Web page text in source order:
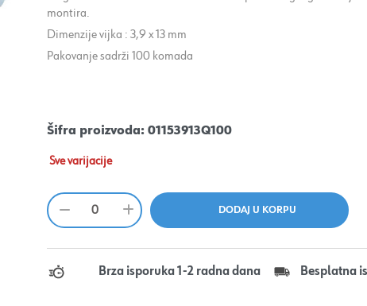
montira.
Dimenzije vijka : 3,9 x 13 mm
Pakovanje sadrži 100 komada
Šifra proizvoda: 01153913Q100
Sve varijacije
Brza isporuka 1-2 radna dana Besplatna